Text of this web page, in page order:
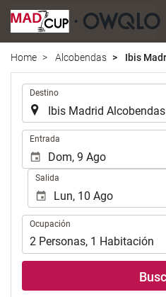
Home Alcobendas Ibis
Destino
Entrada
Salida
Ocupación
Ocupación
2 Personas, 1 Habitación